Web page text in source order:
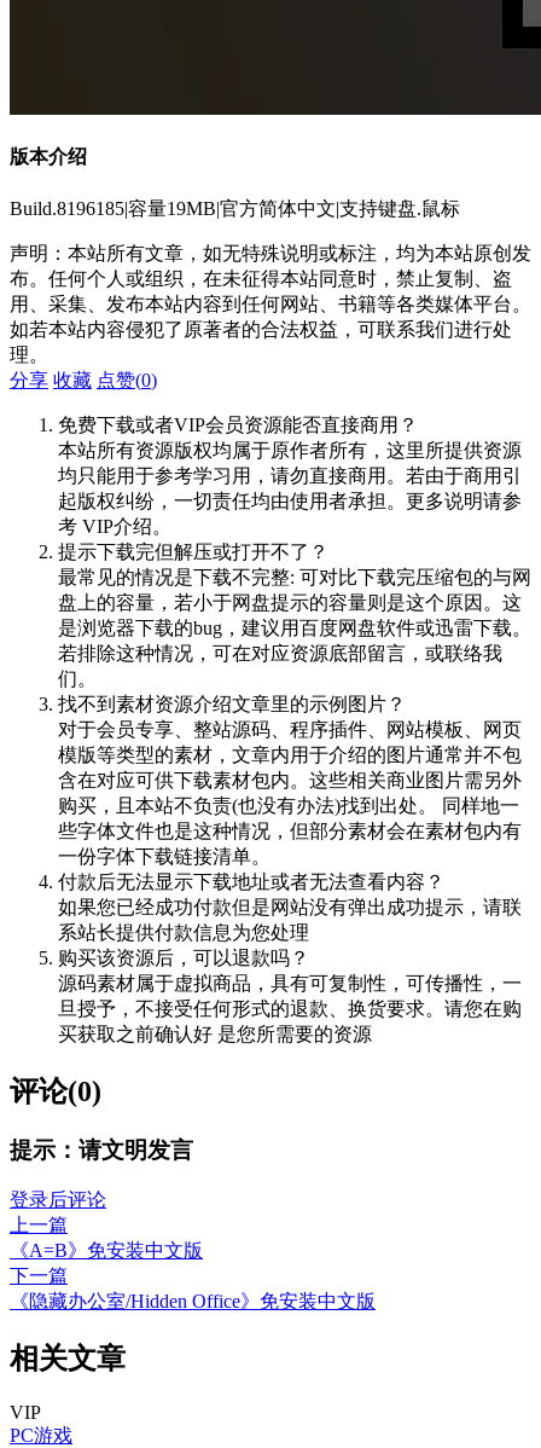
版本介绍
Build.8196185|容量19MB|官方简体中文|支持键盘.鼠标
声明：本站所有文章，如无特殊说明或标注，均为本站原创发
布。任何个人或组织，在未征得本站同意时，禁止复制、盗
用、采集、发布本站内容到任何网站、书籍等各类媒体平台。
如若本站内容侵犯了原著者的合法权益，可联系我们进行处
理。
分享 收藏 点赞(0)
免费下载或者VIP会员资源能否直接商用？
本站所有资源版权均属于原作者所有，这里所提供资源
均只能用于参考学习用，请勿直接商用。若由于商用引
起版权纠纷，一切责任均由使用者承担。更多说明请参
考 VIP介绍。
提示下载完但解压或打开不了？
最常见的情况是下载不完整: 可对比下载完压缩包的与网
盘上的容量，若小于网盘提示的容量则是这个原因。这
是浏览器下载的bug，建议用百度网盘软件或迅雷下载。
若排除这种情况，可在对应资源底部留言，或联络我
们。
找不到素材资源介绍文章里的示例图片？
对于会员专享、整站源码、程序插件、网站模板、网页
模版等类型的素材，文章内用于介绍的图片通常并不包
含在对应可供下载素材包内。这些相关商业图片需另外
购买，且本站不负责(也没有办法)找到出处。 同样地一
些字体文件也是这种情况，但部分素材会在素材包内有
一份字体下载链接清单。
付款后无法显示下载地址或者无法查看内容？
如果您已经成功付款但是网站没有弹出成功提示，请联
系站长提供付款信息为您处理
购买该资源后，可以退款吗？
源码素材属于虚拟商品，具有可复制性，可传播性，一
旦授予，不接受任何形式的退款、换货要求。请您在购
买获取之前确认好 是您所需要的资源
评论(0)
提示：请文明发言
登录后评论
上一篇
《A=B》免安装中文版
下一篇
《隐藏办公室/Hidden Office》免安装中文版
相关文章
VIP
PC游戏